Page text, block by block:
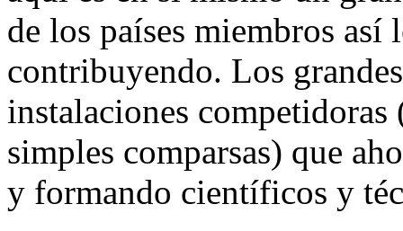
de los países miembros
contribuyendo. Los
instalaciones competidoras
simples comparsas) que
y formando científicos y